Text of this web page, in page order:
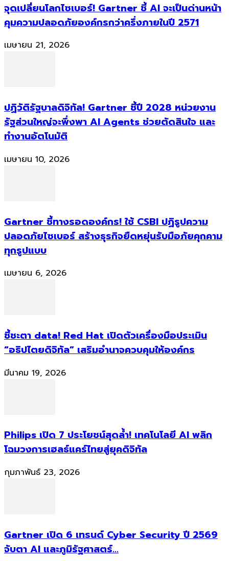
จุดเปลี่ยนโลกไซเบอร์! Gartner ชี้ AI จะเป็นด่านหน้า
คุมความปลอดภัยองค์กรกว่าครึ่งภายในปี 2571
เมษายน 21, 2026
ปฏิวัติรัฐบาลดิจิทัล! Gartner ชี้ปี 2028 หน่วยงาน
รัฐส่วนใหญ่จะพึ่งพา AI Agents ช่วยตัดสินใจ และ
ทำงานอัตโนมัติ
เมษายน 10, 2026
Gartner ชี้ทางรอดองค์กร! ใช้ CSBI ปฏิรูปความ
ปลอดภัยไซเบอร์ สร้างธุรกิจยืดหยุ่นรับมือภัยคุกคาม
ทุกรูปแบบ
เมษายน 6, 2026
ชี้ชะตา data! Red Hat เปิดตัวเครื่องมือประเมิน
“อธิปไตยดิจิทัล” เสริมอำนาจควบคุมให้องค์กร
มีนาคม 19, 2026
Philips เปิด 7 ประโยชน์สุดล้ำ! เทคโนโลยี AI พลิก
โฉมวงการเฮลธ์แคร์ไทยสู่ยุคดิจิทัล
กุมภาพันธ์ 23, 2026
Gartner เปิด 6 เทรนด์ Cyber Security ปี 2569
จับตา AI และภูมิรัฐศาสตร์...